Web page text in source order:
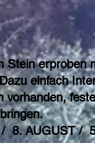
Stein erproben
einfach
vorhanden,
8. AUGUST /